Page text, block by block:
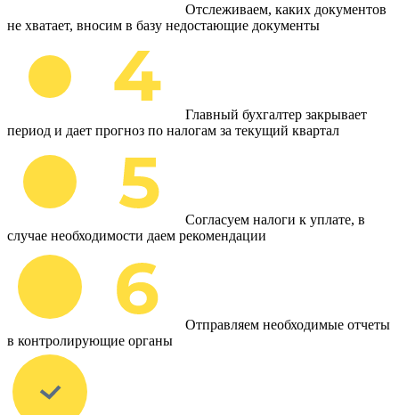
Отслеживаем, каких документов
не хватает, вносим в базу недостающие документы
Главный бухгалтер закрывает
период и дает прогноз по налогам за текущий квартал
Согласуем налоги к уплате, в
случае необходимости даем рекомендации
Отправляем необходимые отчеты
в контролирующие органы